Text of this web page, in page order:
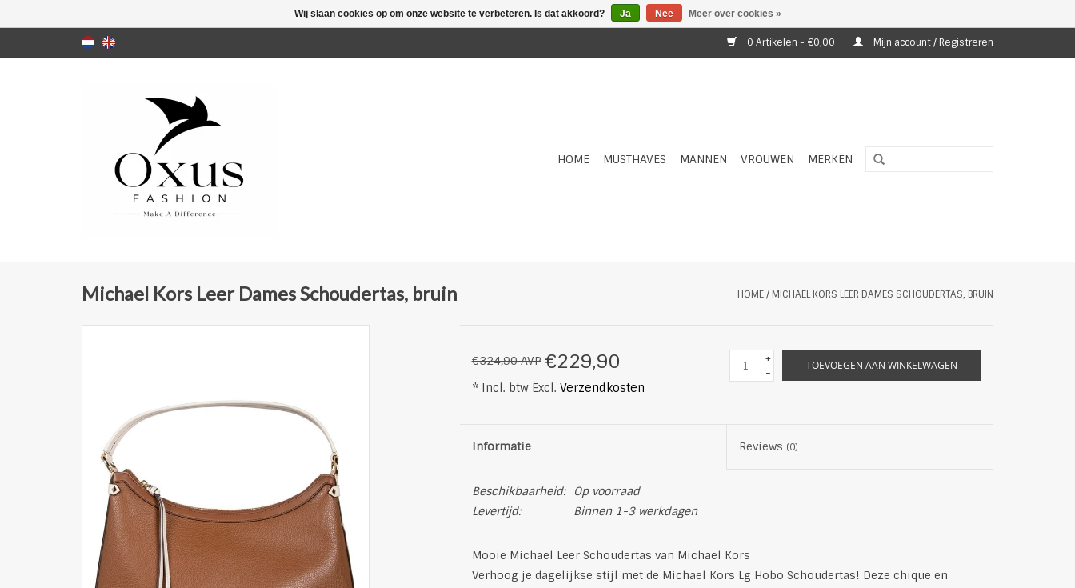
0 Artikelen - €0,00 Mijn account / Registreren
HOME MUSTHAVES MANNEN VROUWEN MERKEN
Michael Kors Leer Dames Schoudertas, bruin HOME/ MICHAEL KORS LEER DAMES SCHOUDERTAS, BRUIN
€324,90 AVP €229,90
* Incl. btw Excl. Verzendkosten
+
-
TOEVOEGEN AAN WINKELWAGEN
Informatie Reviews (0)
Beschikbaarheid:
Op voorraad
Levertijd:
Binnen 1-3 werkdagen
Mooie Michael Leer Schoudertas van Michael Kors
Verhoog je dagelijkse stijl met de Michael Kors Lg Hobo Schoudertas! Deze chique en
Wij slaan cookies op om onze website te verbeteren. Is dat akkoord? Ja Nee Meer over cookies »